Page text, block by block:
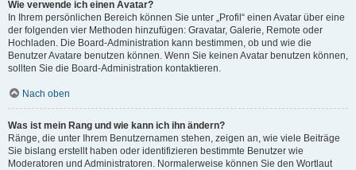
Wie verwende ich einen Avatar?
In Ihrem persönlichen Bereich können Sie unter „Profil“ einen Avatar über eine
der folgenden vier Methoden hinzufügen: Gravatar, Galerie, Remote oder
Hochladen. Die Board-Administration kann bestimmen, ob und wie die
Benutzer Avatare benutzen können. Wenn Sie keinen Avatar benutzen können,
sollten Sie die Board-Administration kontaktieren.
Nach oben
Was ist mein Rang und wie kann ich ihn ändern?
Ränge, die unter Ihrem Benutzernamen stehen, zeigen an, wie viele Beiträge
Sie bislang erstellt haben oder identifizieren bestimmte Benutzer wie
Moderatoren und Administratoren. Normalerweise können Sie den Wortlaut